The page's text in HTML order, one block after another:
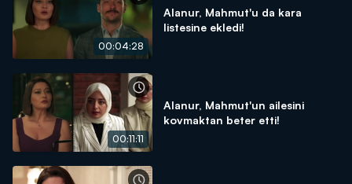
00:04:28
Alanur, Mahmut'u da kara
listesine ekledi!
00:11:11
Alanur, Mahmut'un ailesini
kovmaktan beter etti!